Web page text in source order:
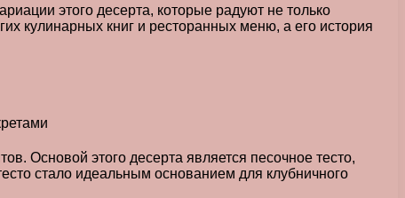
этого десерта, которые радуют не только
кулинарных книг и ресторанных меню, а его история
Основой этого десерта является песочное тесто,
стало идеальным основанием для клубничного